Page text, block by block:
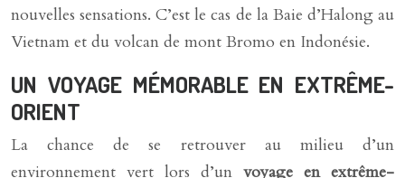
nouvelles sensations. C’est le cas de la Baie d’Halong au
Vietnam et du volcan de mont Bromo en Indonésie.
UN VOYAGE MÉMORABLE EN EXTRÊME-
ORIENT
La chance de se retrouver au milieu d’un
environnement vert lors d’un voyage en extrême-